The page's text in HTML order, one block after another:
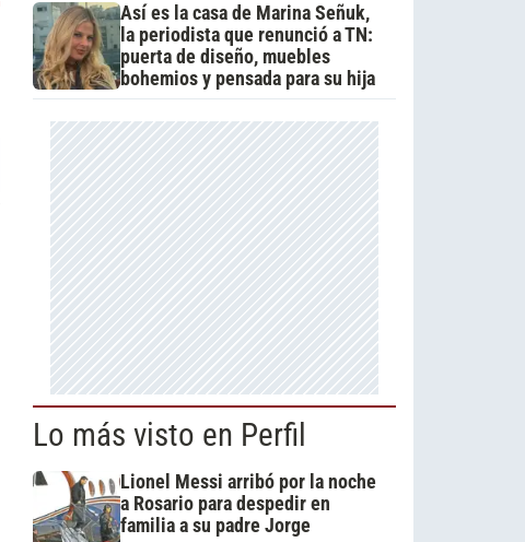
Así es la casa de Marina Señuk,
la periodista que renunció a TN:
puerta de diseño, muebles
bohemios y pensada para su hija
Lo más visto en Perfil
Lionel Messi arribó por la noche
a Rosario para despedir en
familia a su padre Jorge